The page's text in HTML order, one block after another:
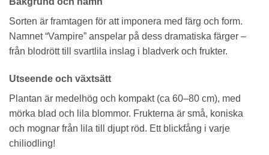
Sorten är framtagen för att imponera med färg och form.
Namnet “Vampire” anspelar på dess dramatiska färger –
från blodrött till svartlila inslag i bladverk och frukter.
Utseende och växtsätt
Plantan är medelhög och kompakt (ca 60–80 cm), med
mörka blad och lila blommor. Frukterna är små, koniska
och mognar från lila till djupt röd. Ett blickfång i varje
chiliodling!